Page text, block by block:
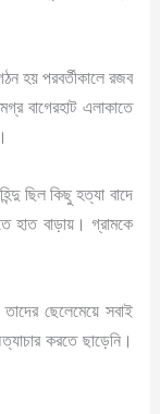
হয় পরবর্তীকালে রজব
বাগেরহাট এলাকাতে
ছিল কিছু হত্যা বাদে
হাত বাড়ায়। গ্রামকে
ছেলেমেয়ে সবাই
করতে ছাড়েনি।